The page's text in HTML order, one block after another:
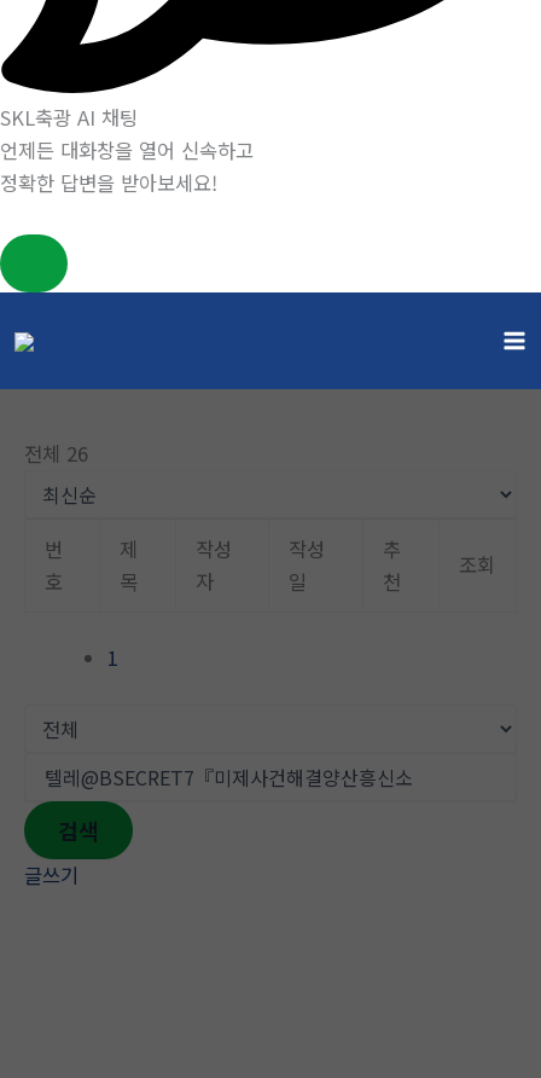
SKL축광 AI 채팅
언제든 대화창을 열어 신속하고
정확한 답변을 받아보세요!
텐 게시판
전체 26
번
호
제
목
작성
자
작성
일
추
천
조회
1
검색
글쓰기